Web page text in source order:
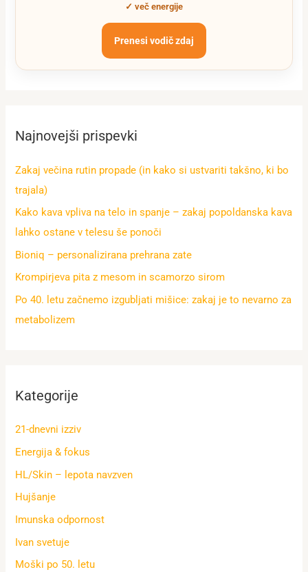
✓ več energije
Prenesi vodič zdaj
Najnovejši prispevki
Zakaj večina rutin propade (in kako si ustvariti takšno, ki bo
trajala)
Kako kava vpliva na telo in spanje – zakaj popoldanska kava
lahko ostane v telesu še ponoči
Bioniq – personalizirana prehrana zate
Krompirjeva pita z mesom in scamorzo sirom
Po 40. letu začnemo izgubljati mišice: zakaj je to nevarno za
metabolizem
Kategorije
21-dnevni izziv
Energija & fokus
HL/Skin – lepota navzven
Hujšanje
Imunska odpornost
Ivan svetuje
Moški po 50. letu